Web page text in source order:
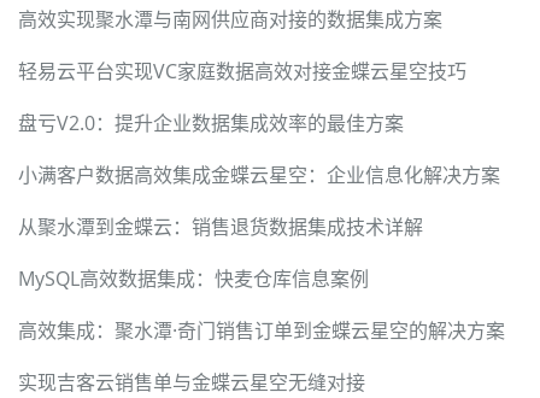
高效实现聚水潭与南网供应商对接的数据集成方案
轻易云平台实现VC家庭数据高效对接金蝶云星空技巧
盘亏V2.0：提升企业数据集成效率的最佳方案
小满客户数据高效集成金蝶云星空：企业信息化解决方案
从聚水潭到金蝶云：销售退货数据集成技术详解
MySQL高效数据集成：快麦仓库信息案例
高效集成：聚水潭·奇门销售订单到金蝶云星空的解决方案
实现吉客云销售单与金蝶云星空无缝对接